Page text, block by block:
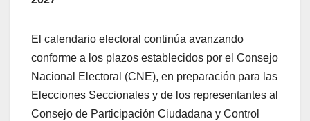
El calendario electoral continúa avanzando
conforme a los plazos establecidos por el Consejo
Nacional Electoral (CNE), en preparación para las
Elecciones Seccionales y de los representantes al
Consejo de Participación Ciudadana y Control